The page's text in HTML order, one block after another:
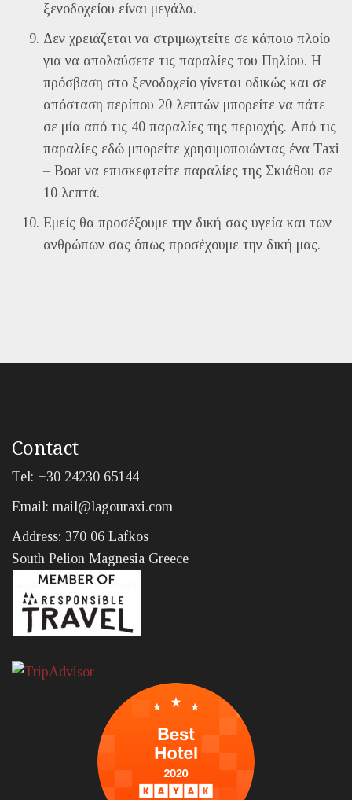
ξενοδοχείου είναι μεγάλα.
Δεν χρειάζεται να στριμωχτείτε σε κάποιο πλοίο
για να απολαύσετε τις παραλίες του Πηλίου. Η
πρόσβαση στο ξενοδοχείο γίνεται οδικώς και σε
απόσταση περίπου 20 λεπτών μπορείτε να πάτε
σε μία από τις 40 παραλίες της περιοχής. Από τις
παραλίες εδώ μπορείτε χρησιμοποιώντας ένα Taxi
– Boat να επισκεφτείτε παραλίες της Σκιάθου σε
10 λεπτά.
Εμείς θα προσέξουμε την δική σας υγεία και των
ανθρώπων σας όπως προσέχουμε την δική μας.
Contact
Tel: +30 24230 65144
Email: mail@lagouraxi.com
Address: 370 06 Lafkos
South Pelion Magnesia Greece